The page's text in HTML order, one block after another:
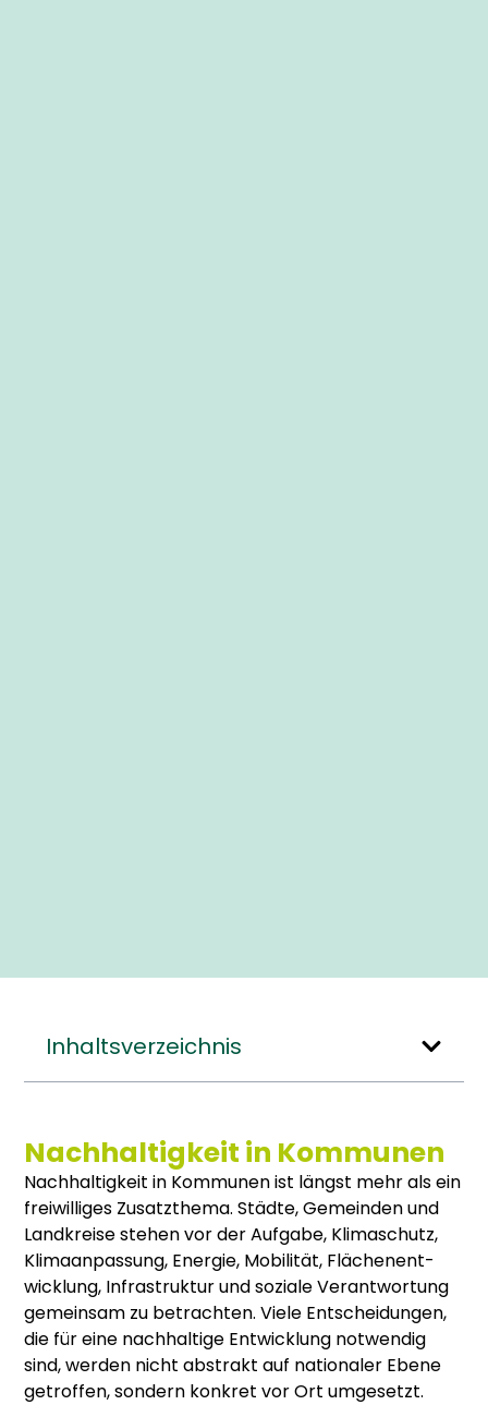
Inhaltsverzeichnis
Nachhaltigkeit in Kommunen
Nach­hal­tig­keit in Kom­mu­nen ist längst mehr als ein
frei­wil­li­ges Zusatz­the­ma. Städ­te, Gemein­den und
Land­krei­se ste­hen vor der Auf­ga­be, Kli­ma­schutz,
Kli­ma­an­pas­sung, Ener­gie, Mobi­li­tät, Flä­chen­ent­
wick­lung, Infra­struk­tur und sozia­le Ver­ant­wor­tung
gemein­sam zu betrach­ten. Vie­le Ent­schei­dun­gen,
die für eine nach­hal­ti­ge Ent­wick­lung not­wen­dig
sind, wer­den nicht abs­trakt auf natio­na­ler Ebe­ne
getrof­fen, son­dern kon­kret vor Ort umge­setzt.